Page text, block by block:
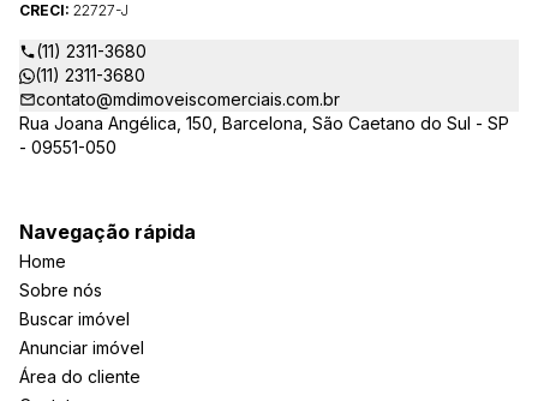
CRECI: 22727-J
(11) 2311-3680
(11) 2311-3680
contato@mdimoveiscomerciais.com.br
Rua Joana Angélica, 150, Barcelona, São Caetano do Sul - SP
- 09551-050
Navegação rápida
Home
Sobre nós
Buscar imóvel
Anunciar imóvel
Área do cliente